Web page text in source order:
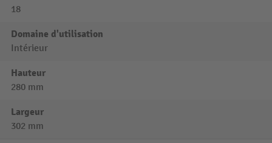
18
Domaine d'utilisation
Intérieur
Hauteur
280 mm
Largeur
302 mm